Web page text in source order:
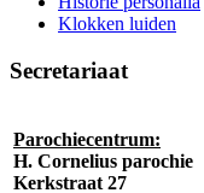
Klokken luiden
Secretariaat
Parochiecentrum:
H. Cornelius parochie
Kerkstraat 27